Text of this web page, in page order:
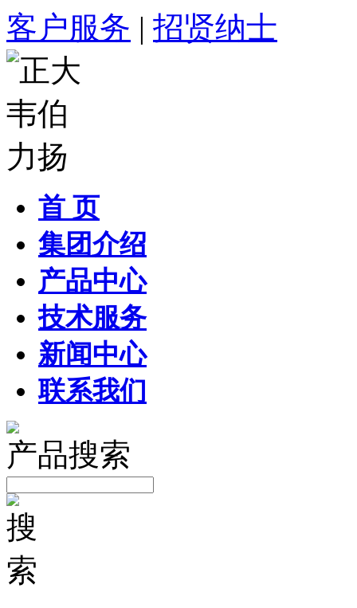
客户服务 | 招贤纳士
首 页
集团介绍
产品中心
技术服务
新闻中心
联系我们
产品搜索